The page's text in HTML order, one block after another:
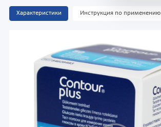
Характеристики Инструкция по применению